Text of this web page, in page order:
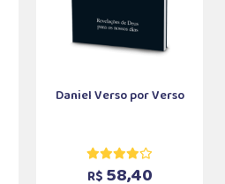
Daniel Verso por Verso
R$ 58,40